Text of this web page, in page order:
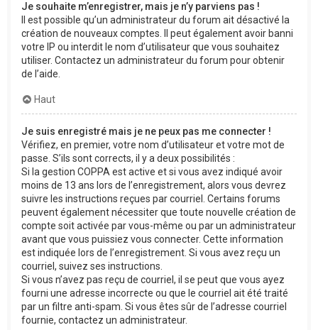
Je souhaite m’enregistrer, mais je n’y parviens pas !
Il est possible qu’un administrateur du forum ait désactivé la
création de nouveaux comptes. Il peut également avoir banni
votre IP ou interdit le nom d’utilisateur que vous souhaitez
utiliser. Contactez un administrateur du forum pour obtenir
de l’aide.
Haut
Je suis enregistré mais je ne peux pas me connecter !
Vérifiez, en premier, votre nom d’utilisateur et votre mot de
passe. S’ils sont corrects, il y a deux possibilités :
Si la gestion COPPA est active et si vous avez indiqué avoir
moins de 13 ans lors de l’enregistrement, alors vous devrez
suivre les instructions reçues par courriel. Certains forums
peuvent également nécessiter que toute nouvelle création de
compte soit activée par vous-même ou par un administrateur
avant que vous puissiez vous connecter. Cette information
est indiquée lors de l’enregistrement. Si vous avez reçu un
courriel, suivez ses instructions.
Si vous n’avez pas reçu de courriel, il se peut que vous ayez
fourni une adresse incorrecte ou que le courriel ait été traité
par un filtre anti-spam. Si vous êtes sûr de l’adresse courriel
fournie, contactez un administrateur.